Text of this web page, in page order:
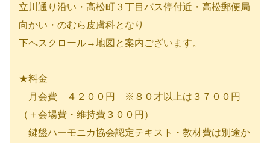
立川通り沿い・高松町３丁目バス停付近・高松郵便局
向かい・のむら皮膚科となり
下へスクロール→地図と案内ございます。
★料金
月会費 ４２００円 ※８０才以上は３７００円
（＋会場費・維持費３００円）
鍵盤ハーモニカ協会認定テキスト・教材費は別途か